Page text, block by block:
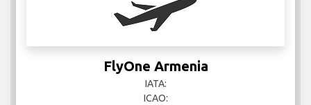
FlyOne Armenia
IATA:
ICAO: